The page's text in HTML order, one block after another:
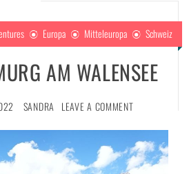
Europa Mitteleuropa Schweiz
AM WALENSEE
SANDRA LEAVE A COMMENT